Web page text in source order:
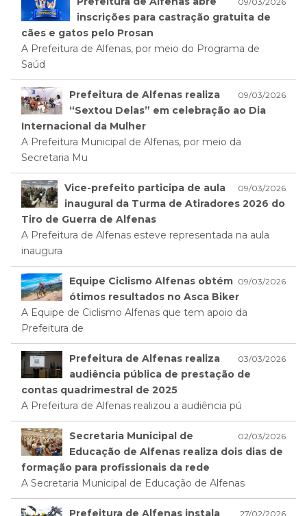
inscrições para castração gratuita de
cães e gatos pelo Prosan
A Prefeitura de Alfenas, por meio do Programa de
Saúd
09/03/2026
Prefeitura de Alfenas realiza
“Sextou Delas” em celebração ao Dia
Internacional da Mulher
A Prefeitura Municipal de Alfenas, por meio da
Secretaria Mu
09/03/2026
Vice-prefeito participa de aula
inaugural da Turma de Atiradores 2026 do
Tiro de Guerra de Alfenas
A Prefeitura de Alfenas esteve representada na aula
inaugura
09/03/2026
Equipe Ciclismo Alfenas obtém
ótimos resultados no Asca Biker
A Equipe de Ciclismo Alfenas que tem apoio da
Prefeitura de
03/03/2026
Prefeitura de Alfenas realiza
audiência pública de prestação de
contas quadrimestral de 2025
A Prefeitura de Alfenas realizou a audiência pú
02/03/2026
Secretaria Municipal de
Educação de Alfenas realiza dois dias de
formação para profissionais da rede
A Secretaria Municipal de Educação de Alfenas
27/02/2026